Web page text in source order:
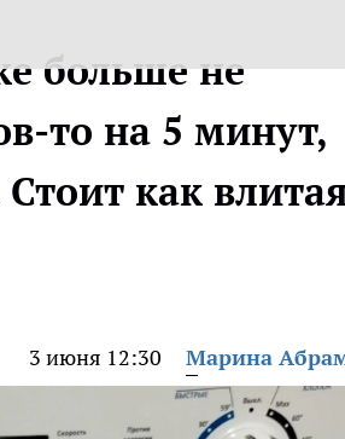
больше не
то на 5 минут,
как
3 июня 12:30 Марина